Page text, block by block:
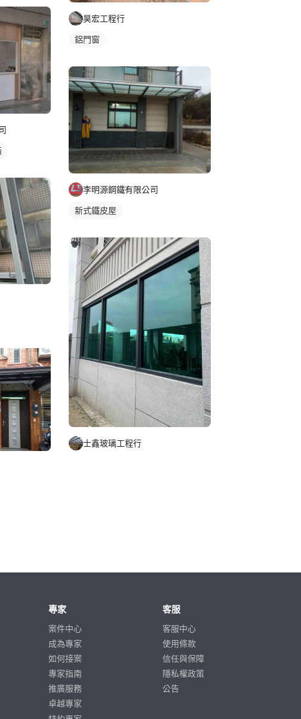
昊宏工程行
鋁門窗
李明源鋼鐵有限公司
新式鐵皮屋
士鑫玻璃工程行
專家
案件中心
成為專家
如何接案
專家指南
推廣服務
卓越專家
客服
客服中心
使用條款
信任與保障
隱私權政策
公告